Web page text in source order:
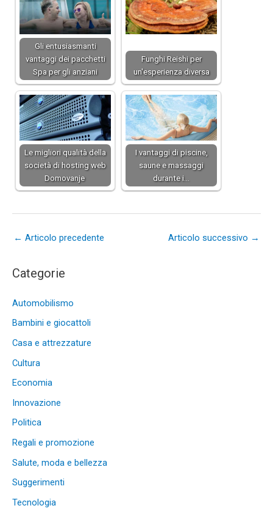
Gli entusiasmanti
vantaggi dei pacchetti
Spa per gli anziani
Funghi Reishi per
un'esperienza diversa
Le migliori qualità della
società di hosting web
Domovanje
I vantaggi di piscine,
saune e massaggi
durante i…
← Articolo precedente Articolo successivo →
Categorie
Automobilismo
Bambini e giocattoli
Casa e attrezzature
Cultura
Economia
Innovazione
Politica
Regali e promozione
Salute, moda e bellezza
Suggerimenti
Tecnologia